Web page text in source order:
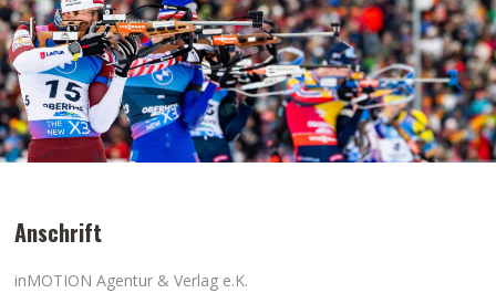
Anschrift
inMOTION Agentur & Verlag e.K.